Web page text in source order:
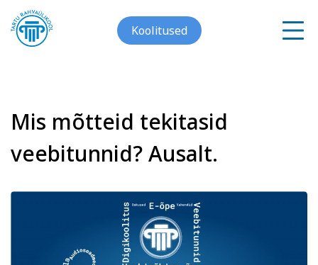
Koolitused
Meist
Galerii
Kontakt
Blogi
Mis mõtteid tekitasid
veebitunnid? Ausalt.